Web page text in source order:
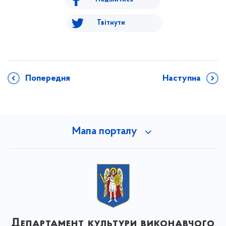
Твітнути
Попередня Наступна
Мапа порталу
Департамент культури виконавчого